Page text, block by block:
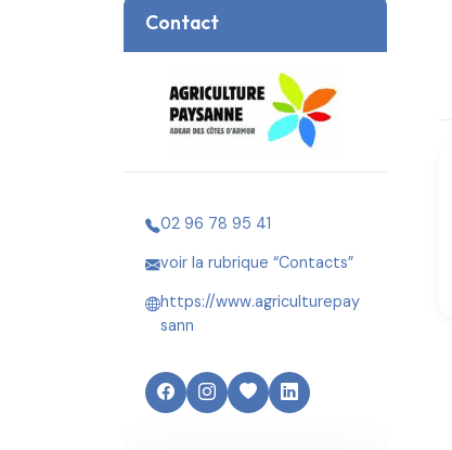
Contact
02 96 78 95 41
voir la rubrique “Contacts”
https://www.agriculturepay
sann